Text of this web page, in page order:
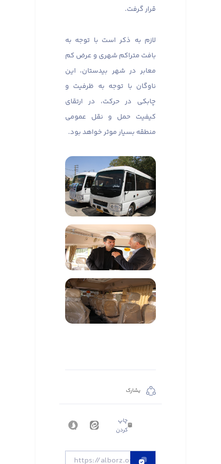
قرار گرفت.
لازم به ذکر است با توجه به
بافت متراکم شهری و عرض کم
معابر در شهر بیدستان، این
ناوگان با توجه به ظرفیت و
چابکی در حرکت، در ارتقای
کیفیت حمل و نقل عمومی
منطقه بسیار موثر خواهد بود.
يشارك
چاپ
کردن